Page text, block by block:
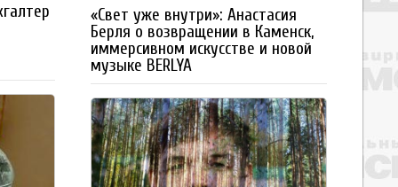
«Свет уже внутри»: Анастасия
Берля о возвращении в Каменск,
иммерсивном искусстве и новой
музыке BERLYA